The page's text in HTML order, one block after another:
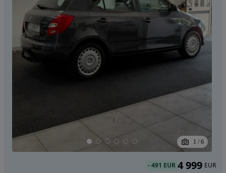
1 / 6
-491 EUR 4 999 EUR